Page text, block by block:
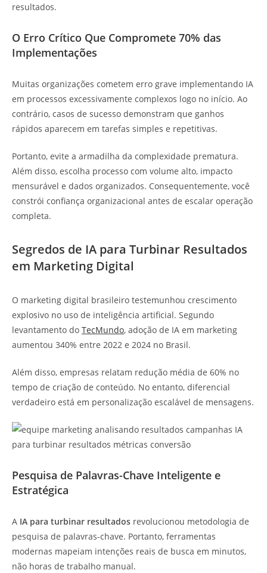
resultados.
O Erro Crítico Que Compromete 70% das
Implementações
Muitas organizações cometem erro grave implementando IA
em processos excessivamente complexos logo no início. Ao
contrário, casos de sucesso demonstram que ganhos
rápidos aparecem em tarefas simples e repetitivas.
Portanto, evite a armadilha da complexidade prematura.
Além disso, escolha processo com volume alto, impacto
mensurável e dados organizados. Consequentemente, você
constrói confiança organizacional antes de escalar operação
completa.
Segredos de IA para Turbinar Resultados
em Marketing Digital
O marketing digital brasileiro testemunhou crescimento
explosivo no uso de inteligência artificial. Segundo
levantamento do TecMundo, adoção de IA em marketing
aumentou 340% entre 2022 e 2024 no Brasil.
Além disso, empresas relatam redução média de 60% no
tempo de criação de conteúdo. No entanto, diferencial
verdadeiro está em personalização escalável de mensagens.
Pesquisa de Palavras-Chave Inteligente e
Estratégica
A IA para turbinar resultados revolucionou metodologia de
pesquisa de palavras-chave. Portanto, ferramentas
modernas mapeiam intenções reais de busca em minutos,
não horas de trabalho manual.